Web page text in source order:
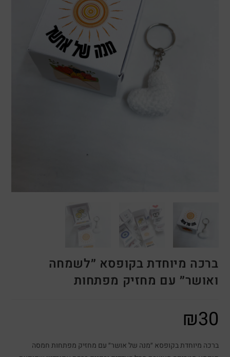
ברכה מיוחדת בקופסא ״לשמחה
ואושר״ עם מחזיק מפתחות
₪30
ברכה מיוחדת בקופסא ״מנה של אושר״ עם מחזיק מפתחות חמסה